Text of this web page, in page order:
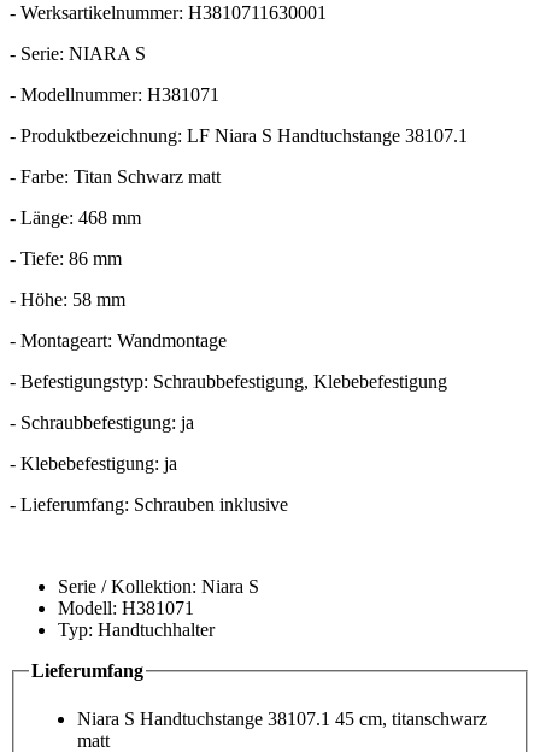
- Werksartikelnummer: H3810711630001
- Serie: NIARA S
- Modellnummer: H381071
- Produktbezeichnung: LF Niara S Handtuchstange 38107.1
- Farbe: Titan Schwarz matt
- Länge: 468 mm
- Tiefe: 86 mm
- Höhe: 58 mm
- Montageart: Wandmontage
- Befestigungstyp: Schraubbefestigung, Klebebefestigung
- Schraubbefestigung: ja
- Klebebefestigung: ja
- Lieferumfang: Schrauben inklusive
Serie / Kollektion: Niara S
Modell: H381071
Typ: Handtuchhalter
Lieferumfang
Niara S Handtuchstange 38107.1 45 cm, titanschwarz
matt